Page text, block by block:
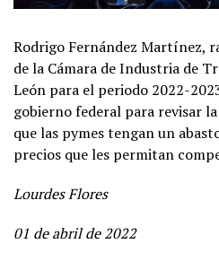
Rodrigo Fernández Martínez,
de la Cámara de Industria de
León para el periodo 2022-
gobierno federal para revisar
que las pymes tengan un
precios que les permitan
Lourdes Flores
01 de abril de 2022